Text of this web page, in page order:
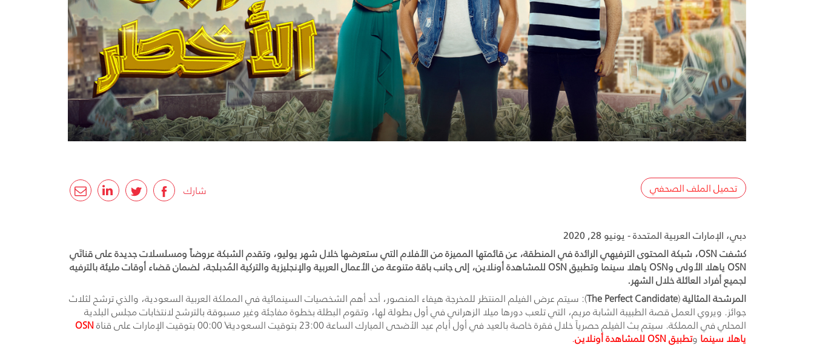
شارك تحميل الملف الصحفي
دبي، الإمارات العربية المتحدة - يونيو 28, 2020
كشفت OSN، شبكة المحتوى الترفيهي الرائدة في المنطقة، عن قائمتها المميزة من الأفلام التي ستعرضها خلال شهر يوليو، وتقدم الشبكة عروضاً ومسلسلات جديدة على قناتَي
OSN ياهلا الأولى وOSN ياهلا سينما وتطبيق OSN للمشاهدة أونلاين، إلى جانب باقة متنوعة من الأعمال العربية والإنجليزية والتركية المُدبلجة، لضمان قضاء أوقات مليئة بالترفيه
لجميع أفراد العائلة خلال الشهر.
المرشحة المثالية(
The Perfect Candidate): سيتم عرض الفيلم المنتظر للمخرجة هيفاء المنصور، أحد أهم الشخصيات السينمائية في المملكة العربية السعودية، والذي ترشح لثلاث
جوائز. ويروي العمل قصة الطبيبة الشابة مريم، التي تلعب دورها ميلا الزهراني في أول بطولة لها، وتقوم البطلة بخطوة مفاجئة وغير مسبوقة بالترشح لانتخابات مجلس البلدية
المحلي في المملكة. سيتم بث الفيلم حصرياً خلال فقرة خاصة بالعيد في أول أيام عيد الأضحى المبارك الساعة 23:00 بتوقيت السعودية\ 00:00 بتوقيت الإمارات على قناة OSN
ياهلا سينماوتطبيقOSNللمشاهدة أونلاين.